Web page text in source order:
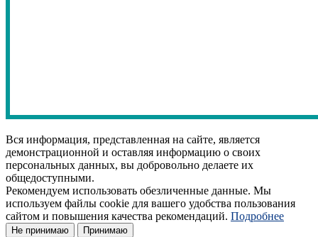
Вся информация, представленная на сайте, является
демонстрационной и оставляя информацию о своих
персональных данных, вы добровольно делаете их
общедоступными.
Рекомендуем использовать обезличенные данные. Мы
используем файлы cookie для вашего удобства пользования
сайтом и повышения качества рекомендаций. Подробнее
Не принимаю Принимаю